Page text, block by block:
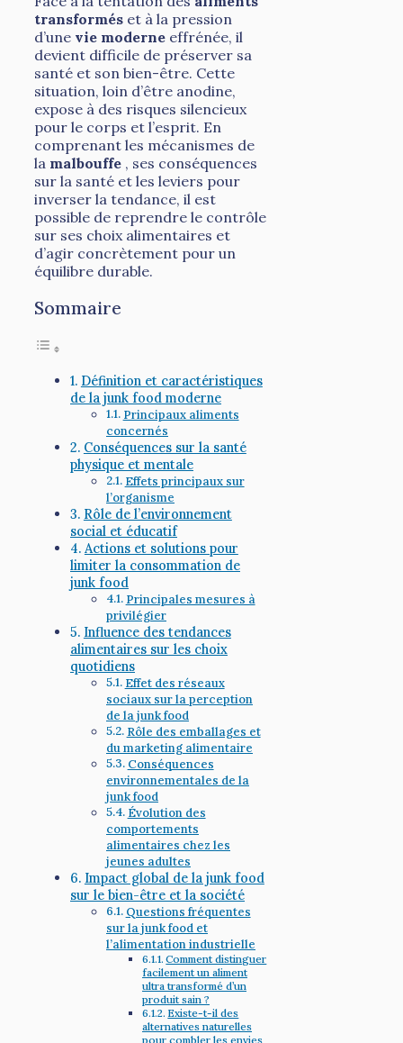
transformés et à la pression
d’une vie moderne effrénée, il
devient difficile de préserver sa
santé et son bien-être. Cette
situation, loin d’être anodine,
expose à des risques silencieux
pour le corps et l’esprit. En
comprenant les mécanismes de
la malbouffe , ses conséquences
sur la santé et les leviers pour
inverser la tendance, il est
possible de reprendre le contrôle
sur ses choix alimentaires et
d’agir concrètement pour un
équilibre durable.
Sommaire
Définition et caractéristiques
de la junk food moderne
Principaux aliments
concernés
Conséquences sur la santé
physique et mentale
Effets principaux sur
l’organisme
Rôle de l’environnement
social et éducatif
Actions et solutions pour
limiter la consommation de
junk food
Principales mesures à
privilégier
Influence des tendances
alimentaires sur les choix
quotidiens
Effet des réseaux
sociaux sur la perception
de la junk food
Rôle des emballages et
du marketing alimentaire
Conséquences
environnementales de la
junk food
Évolution des
comportements
alimentaires chez les
jeunes adultes
Impact global de la junk food
sur le bien-être et la société
Questions fréquentes
sur la junk food et
l’alimentation industrielle
Comment distinguer
facilement un aliment
ultra transformé d’un
produit sain ?
Existe-t-il des
alternatives naturelles
pour combler les envies